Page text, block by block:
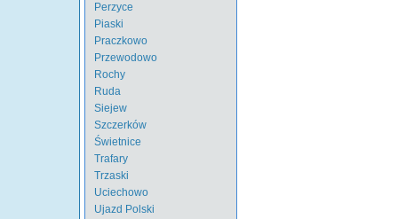
Perzyce
Piaski
Praczkowo
Przewodowo
Rochy
Ruda
Siejew
Szczerków
Świetnice
Trafary
Trzaski
Uciechowo
Ujazd Polski